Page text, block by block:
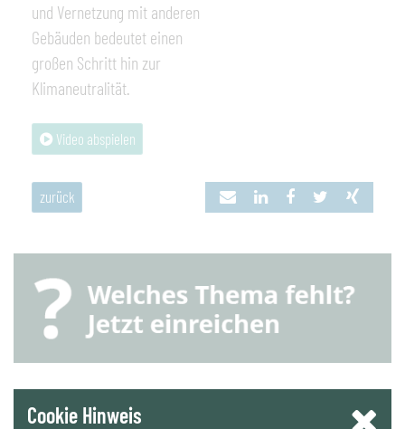
und Vernetzung mit anderen
Gebäuden bedeutet einen
großen Schritt hin zur
Klimaneutralität.
Video abspielen
zurück
YouTube
Cookie Hinweis